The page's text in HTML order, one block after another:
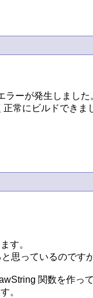
ーが発生しました
常にビルドできま
す。
思っているのです
関数を作っ
。